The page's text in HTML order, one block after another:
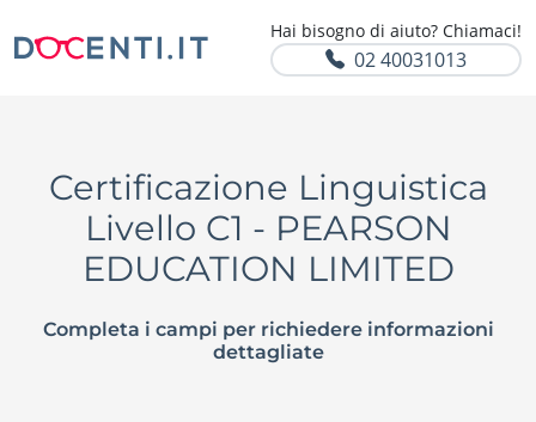
Hai bisogno di aiuto? Chiamaci!
02 40031013
Certificazione Linguistica
Livello C1 - PEARSON
EDUCATION LIMITED
Completa i campi per richiedere informazioni
dettagliate